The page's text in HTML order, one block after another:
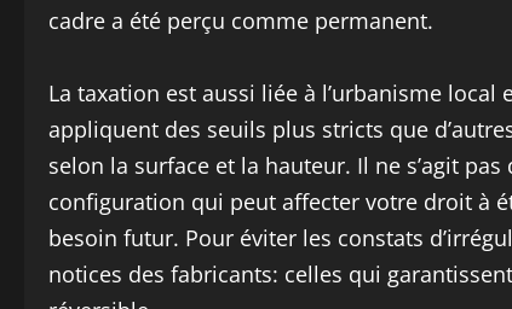
cadre a été perçu comme permanent.
La taxation est aussi liée à l’urbanisme local
appliquent des seuils plus stricts que
selon la surface et la hauteur. Il ne s’agit
configuration qui peut affecter votre droit à
besoin futur. Pour éviter les constats
notices des fabricants: celles qui